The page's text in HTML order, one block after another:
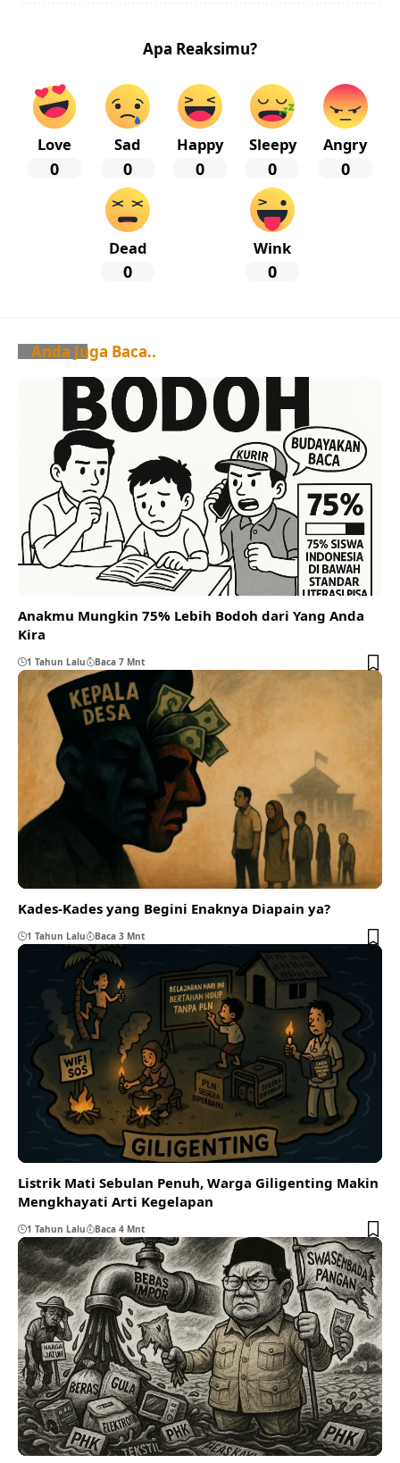
Apa Reaksimu?
Love
0
Sad
0
Happy
0
Sleepy
0
Angry
0
Dead
0
Wink
0
Anda Juga Baca..
Anakmu Mungkin 75% Lebih Bodoh dari Yang Anda
Kira
1 Tahun Lalu Baca 7 Mnt
Kades-Kades yang Begini Enaknya Diapain ya?
1 Tahun Lalu Baca 3 Mnt
Listrik Mati Sebulan Penuh, Warga Giligenting Makin
Mengkhayati Arti Kegelapan
1 Tahun Lalu Baca 4 Mnt